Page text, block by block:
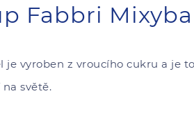
Fabbri
je vyroben z vroucího cukru a je
světě.